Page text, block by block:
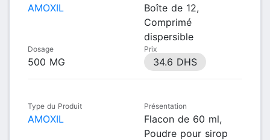
AMOXIL
Boîte de 12,
Comprimé
dispersible
Dosage
500 MG
Prix
34.6 DHS
Type du Produit
AMOXIL
Présentation
Flacon de 60 ml,
Poudre pour sirop